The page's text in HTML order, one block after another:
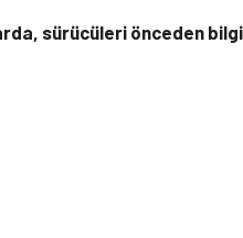
sürücüleri önceden